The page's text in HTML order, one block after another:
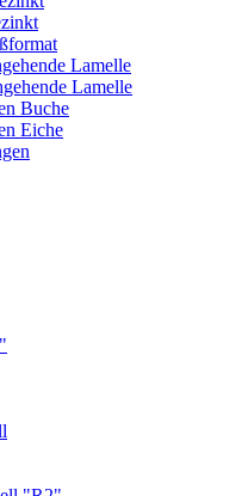
Lamelle
Lamelle
Buche
Eiche